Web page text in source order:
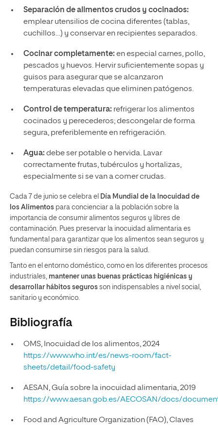
Separación de alimentos crudos y cocinados:
emplear utensilios de cocina diferentes (tablas,
cuchillos…) y conservar en recipientes separados.
Cocinar completamente: en especial carnes, pollo,
pescados y huevos. Hervir suficientemente sopas y
guisos para asegurar que se alcanzaron
temperaturas elevadas que eliminen patógenos.
Control de temperatura: refrigerar los alimentos
cocinados y perecederos; descongelar de forma
segura, preferiblemente en refrigeración.
Agua: debe ser potable o hervida. Lavar
correctamente frutas, tubérculos y hortalizas,
especialmente si se van a comer crudas.
Cada 7 de junio se celebra el Día Mundial de la Inocuidad de
los Alimentos para concienciar a la población sobre la
importancia de consumir alimentos seguros y libres de
contaminación. Pues preservar la inocuidad alimentaria es
fundamental para garantizar que los alimentos sean seguros y
puedan consumirse sin riesgos para la salud.
Tanto en el entorno doméstico, como en los diferentes procesos
industriales, mantener unas buenas prácticas higiénicas y
desarrollar hábitos seguros son indispensables a nivel social,
sanitario y económico.
Bibliografía
OMS, Inocuidad de los alimentos, 2024
https://www.who.int/es/news-room/fact-
sheets/detail/food-safety
AESAN, Guía sobre la inocuidad alimentaria, 2019
https://www.aesan.gob.es/AECOSAN/docs/
Food and Agriculture Organization (FAO), Claves